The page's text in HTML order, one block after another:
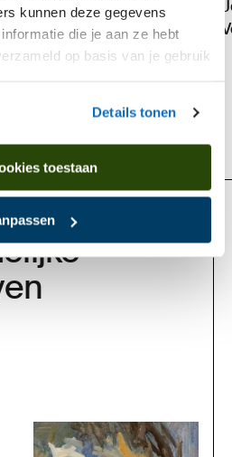
kunnen deze gegevens
die je aan ze hebt
op basis van je gebruik
Details tonen
toestaan
in